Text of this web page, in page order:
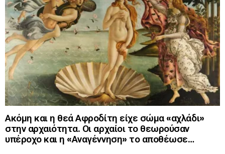
Ακόμη και η θεά Αφροδίτη είχε σώμα «αχλάδι»
στην αρχαιότητα. Οι αρχαίοι το θεωρούσαν
υπέροχο και η «Αναγέννηση» το αποθέωσε…